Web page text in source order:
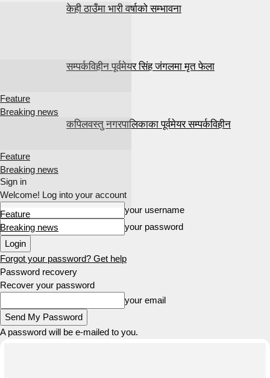
Feature
Breaking news
केही ठाउँमा भारी वर्षाको सम्भावना
Feature
Breaking news
सम्पर्कविहीन पूर्वमेयर सिंह जंगलमा मृत फेला
Feature
Breaking news
कपिलवस्तु नगरपालिकाका पूर्वमेयर सम्पर्कविहीन
Sign in
Welcome! Log into your account
your username
your password
Forgot your password? Get help
Password recovery
Recover your password
your email
A password will be e-mailed to you.